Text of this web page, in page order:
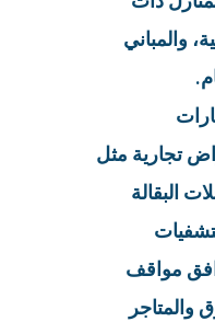
والمباني
تجارية مثل
البقالة
مواقف
والمتاجر